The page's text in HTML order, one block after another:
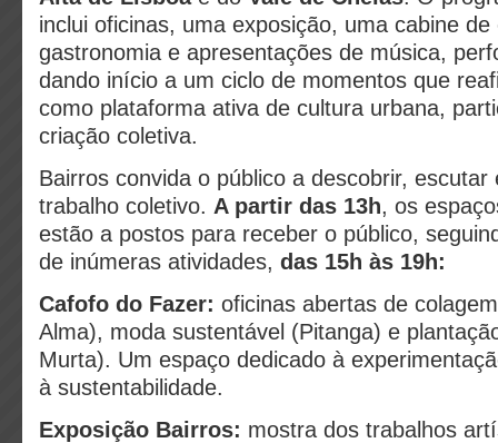
inclui oficinas, uma exposição, uma cabine de
gastronomia e apresentações de música,
dando início a um ciclo de momentos que
como plataforma ativa de cultura urbana,
criação coletiva.
Bairros convida o público a descobrir, escutar
trabalho coletivo. A partir das 13h, os
estão a postos para receber o público,
de inúmeras atividades, das 15h às 19h:
Cafofo do Fazer: oficinas abertas de
Alma), moda sustentável (Pitanga) e
Murta). Um espaço dedicado à
à sustentabilidade.
Exposição Bairros: mostra dos trabalhos